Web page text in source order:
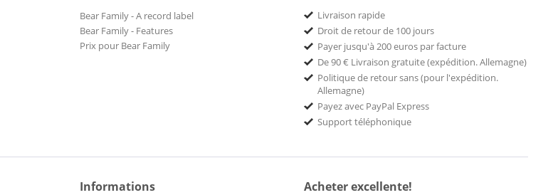
Bear Family - A record label
Bear Family - Features
Prix pour Bear Family
Livraison rapide
Droit de retour de 100 jours
Payer jusqu'à 200 euros par facture
De 90 € Livraison gratuite (expédition. Allemagne)
Politique de retour sans (pour l'expédition.
Allemagne)
Payez avec PayPal Express
Support téléphonique
Informations Acheter excellente!